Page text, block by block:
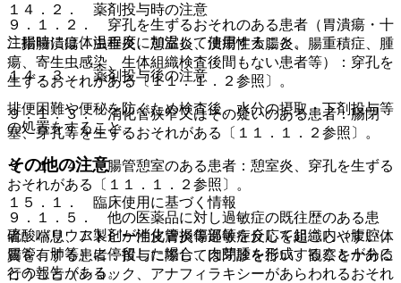
１４．２． 薬剤投与時の注意
注腸時には体温程度に加温して使用すること。
１４．３． 薬剤投与後の注意
排便困難や便秘を防ぐため検査後、水分の摂取・下剤投与等
の処置をすること。
その他の注意
１５．１． 臨床使用に基づく情報
硫酸バリウム製剤が消化管損傷部等を介して組織内（腹腔、
腸管、肺等）に停留した場合、肉芽腫を形成することがある
との報告がある。
９．１．２． 穿孔を生ずるおそれのある患者（胃潰瘍・十
二指腸潰瘍、虫垂炎、憩室炎、潰瘍性大腸炎、腸重積症、腫
瘍、寄生虫感染、生体組織検査後間もない患者等）：穿孔を
生ずるおそれがある〔１１．１．２参照〕。
９．１．３． 消化管狭窄又はその疑いのある患者：腸閉
塞、穿孔等を生ずるおそれがある〔１１．１．２参照〕。
９．１．４． 腸管憩室のある患者：憩室炎、穿孔を生ずる
おそれがある〔１１．１．２参照〕。
９．１．５． 他の医薬品に対し過敏症の既往歴のある患
者、喘息、アトピー性皮膚炎等過敏症反応を起こしやすい体
質を有する患者：投与に際しては問診を行い、観察を十分に
行うこと（ショック、アナフィラキシーがあらわれるおそれ